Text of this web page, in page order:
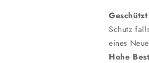
Schutz
eines
Hohe